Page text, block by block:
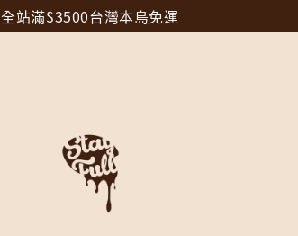
全站滿$3500台灣本島免運